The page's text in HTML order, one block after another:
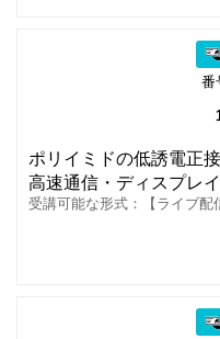
番
ポリイミドの低誘電正
高速通信・ディスプレ
受講可能な形式：【ライブ配